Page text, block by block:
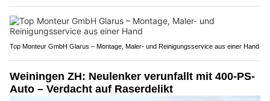
Top Monteur GmbH Glarus – Montage, Maler- und Reinigungsservice aus einer Hand
Weiningen ZH: Neulenker verunfallt mit 400-PS-
Auto – Verdacht auf Raserdelikt